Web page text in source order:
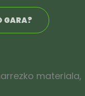
GARA?
materiala,